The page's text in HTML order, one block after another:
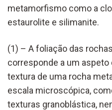
metamorfismo como a
estaurolite e silimanite.
(1) – Afoliação das
corresponde a um
textura de uma rocha
escala microscópica,
texturas granoblástica,